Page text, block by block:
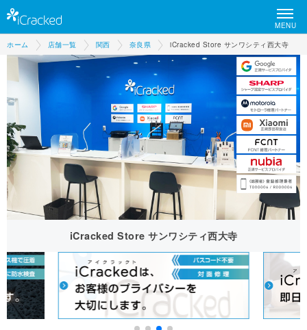
MENU
ホーム 店舗一覧 関西 奈良県 iCracked Store サンワシティ西大寺
iCracked Store サンワシティ西大寺